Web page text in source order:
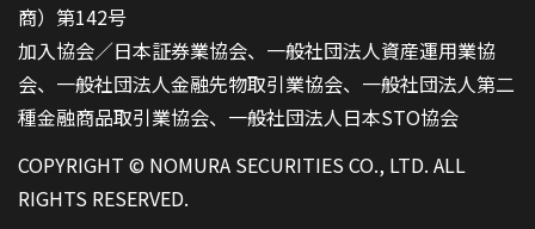
商）第142号
加入協会／日本証券業協会、一般社団法人資産運用業協
会、一般社団法人金融先物取引業協会、一般社団法人第二
種金融商品取引業協会、一般社団法人日本STO協会
COPYRIGHT © NOMURA SECURITIES CO., LTD. ALL
RIGHTS RESERVED.